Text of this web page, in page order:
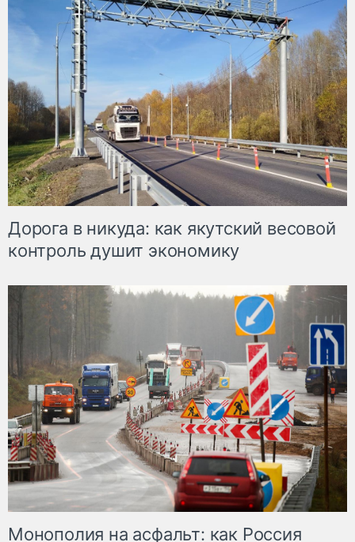
Дорога в никуда: как якутский весовой
контроль душит экономику
Монополия на асфальт: как Россия